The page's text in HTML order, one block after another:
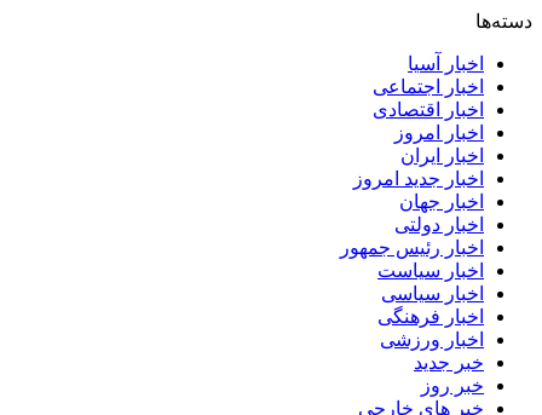
دسته‌ها
اخبار آسیا
اخبار اجتماعی
اخبار اقتصادی
اخبار امروز
اخبار ایران
اخبار جدید امروز
اخبار جهان
اخبار دولتی
اخبار رئیس جمهور
اخبار سیاست
اخبار سیاسی
اخبار فرهنگی
اخبار ورزشی
خبر جدید
خبر روز
خبر های خارجی